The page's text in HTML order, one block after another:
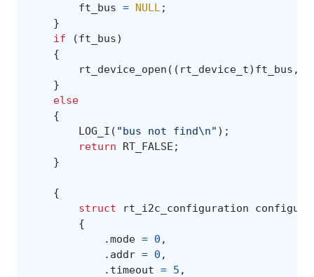
ft_bus = NULL;
}
if
(ft_bus)
{
rt_device_open (( rt_device_t) ft_bus ,
}
else
{
LOG_I ( "bus not find\n" );
return
RT_FALSE ;
}
{
struct
rt_i2c_configuration
{
.mode = 0 ,
. addr = 0 ,
. timeout = 5 ,